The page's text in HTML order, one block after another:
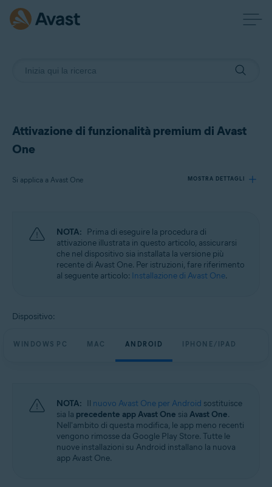
Attivazione di funzionalità premium di Avast
One
Si applica a Avast One MOSTRA DETTAGLI
Avast One
Sistemi operativi:
NOTA: Prima di eseguire la procedura di
attivazione illustrata in questo articolo, assicurarsi
che nel dispositivo sia installata la versione più
recente di Avast One. Per istruzioni, fare riferimento
al seguente articolo: Installazione di Avast One.
Dispositivo:
WINDOWS PC MAC ANDROID IPHONE/IPAD
NOTA: Il nuovo Avast One per Android sostituisce
sia la precedente app Avast One sia Avast One.
Nell'ambito di questa modifica, le app meno recenti
vengono rimosse da Google Play Store. Tutte le
nuove installazioni su Android installano la nuova
app Avast One.